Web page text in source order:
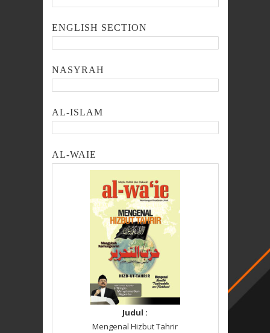
ENGLISH SECTION
NASYRAH
AL-ISLAM
AL-WAIE
Judul :
Mengenal Hizbut Tahrir